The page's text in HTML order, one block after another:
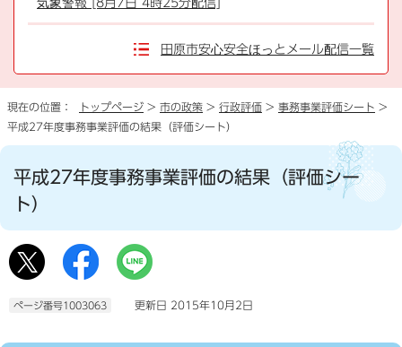
田原市安心安全ほっとメール配信一覧
現在の位置： トップページ > 市の政策 > 行政評価 > 事務事業評価シート >
平成27年度事務事業評価の結果（評価シート）
平成27年度事務事業評価の結果（評価シー
ト）
ページ番号1003063 更新日 2015年10月2日